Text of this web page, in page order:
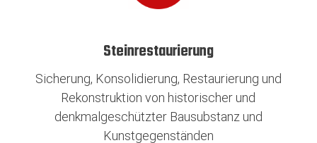
Steinrestaurierung
Sicherung, Konsolidierung, Restaurierung und
Rekonstruktion von historischer und
denkmalgeschützter Bausubstanz und
Kunstgegenständen